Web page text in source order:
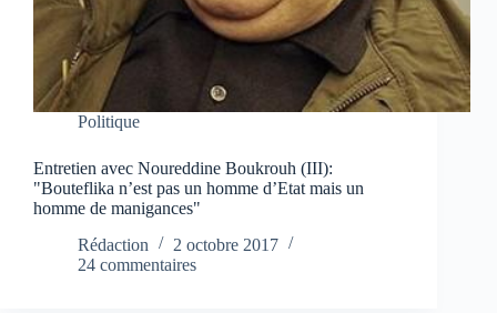
Politique
Entretien avec Noureddine Boukrouh (III):
"Bouteflika n’est pas un homme d’Etat mais un
homme de manigances"
Rédaction
2 octobre 2017
24 commentaires